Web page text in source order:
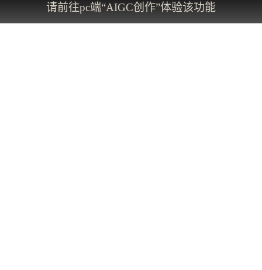
请前往pc端“AIGC创作”体验该功能